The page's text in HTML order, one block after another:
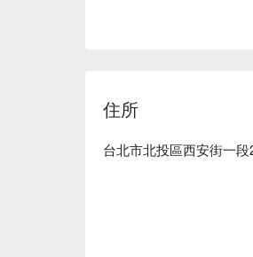
住所
台北市北投區西安街一